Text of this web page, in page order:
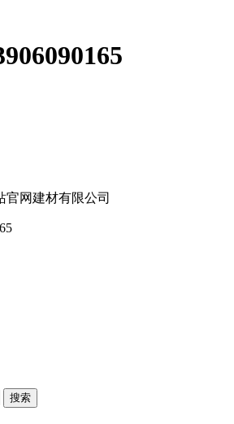
官网建材有限公司